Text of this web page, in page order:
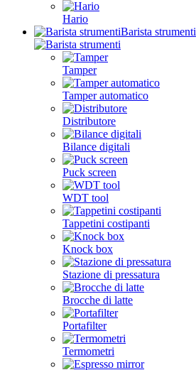
Hario
Barista strumenti
Tamper
Tamper automatico
Distributore
Bilance digitali
Puck screen
WDT tool
Tappetini costipanti
Knock box
Stazione di pressatura
Brocche di latte
Portafilter
Termometri